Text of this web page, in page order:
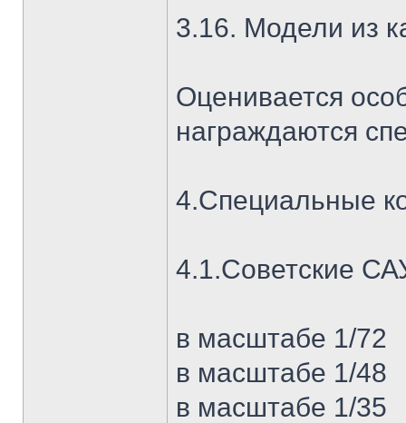
3.16. Модели из
Оценивается
награждаются
4.Специальные
4.1.Советские
в масштабе 1/72
в масштабе 1/48
в масштабе 1/35